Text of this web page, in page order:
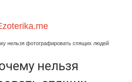
нельзя фотографировать спящих людей
нельзя